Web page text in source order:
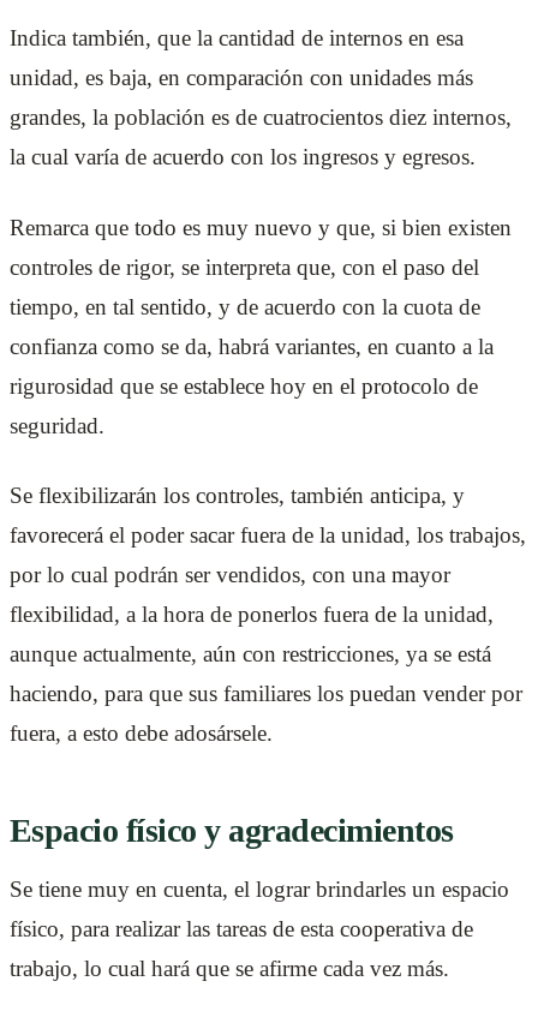
Indica también, que la cantidad de internos en esa
unidad, es baja, en comparación con unidades más
grandes, la población es de cuatrocientos diez internos,
la cual varía de acuerdo con los ingresos y egresos.
Remarca que todo es muy nuevo y que, si bien existen
controles de rigor, se interpreta que, con el paso del
tiempo, en tal sentido, y de acuerdo con la cuota de
confianza como se da, habrá variantes, en cuanto a la
rigurosidad que se establece hoy en el protocolo de
seguridad.
Se flexibilizarán los controles, también anticipa, y
favorecerá el poder sacar fuera de la unidad, los trabajos,
por lo cual podrán ser vendidos, con una mayor
flexibilidad, a la hora de ponerlos fuera de la unidad,
aunque actualmente, aún con restricciones, ya se está
haciendo, para que sus familiares los puedan vender por
fuera, a esto debe adosársele.
Espacio físico y agradecimientos
Se tiene muy en cuenta, el lograr brindarles un espacio
físico, para realizar las tareas de esta cooperativa de
trabajo, lo cual hará que se afirme cada vez más.